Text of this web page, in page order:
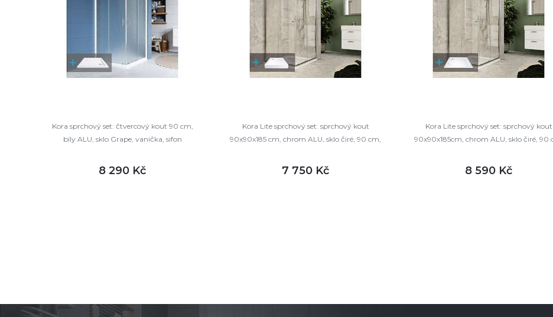
Kora sprchový set: čtvercový kout 90 cm,
bíly ALU, sklo Grape, vanička, sifon
8 290 Kč
Kora Lite sprchový set: sprchový kout
90x90x185 cm, chrom ALU, sklo čiré, 90 cm,
7 750 Kč
Kora Lite sprchový set: sprchový kout
90x90x185cm, chrom ALU, sklo čiré, 90
8 590 Kč